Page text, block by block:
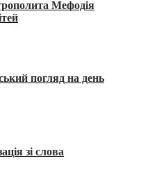
Мефодія
погляд на день
зі слова